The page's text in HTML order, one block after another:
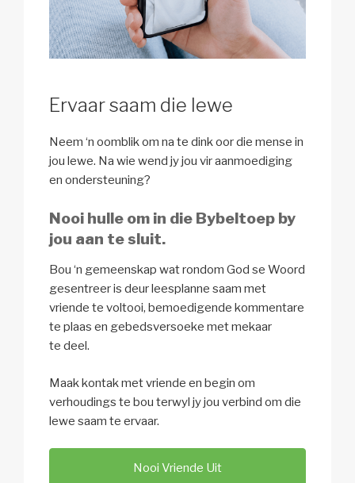
Ervaar saam die lewe
Neem ‘n oomblik om na te dink oor die mense in
jou lewe. Na wie wend jy jou vir aanmoediging
en ondersteuning?
Nooi hulle om in die Bybeltoep by
jou aan te sluit.
Bou ‘n gemeenskap wat rondom God se Woord
gesentreer is deur leesplanne saam met
vriende te voltooi, bemoedigende kommentare
te plaas en gebedsversoeke met mekaar
te deel.
Maak kontak met vriende en begin om
verhoudings te bou terwyl jy jou verbind om die
lewe saam te ervaar.
Nooi Vriende Uit